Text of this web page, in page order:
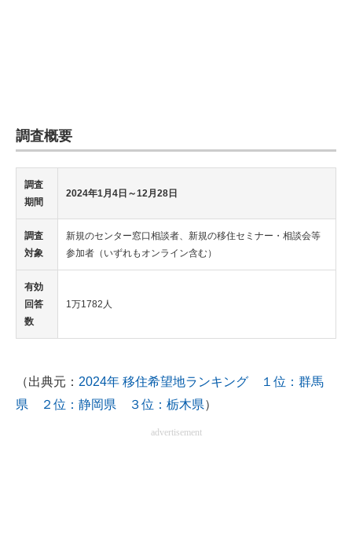
調査概要
調査
期間
2024年1月4日～12月28日
調査
対象
新規のセンター窓口相談者、新規の移住セミナー・相談会等
参加者（いずれもオンライン含む）
有効
回答
数
1万1782人
（出典元： 2024年 移住希望地ランキング １位：群馬
県 ２位：静岡県 ３位：栃木県）
advertisement